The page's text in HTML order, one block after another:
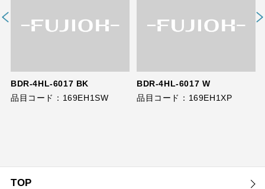
BDR-4HL-6017 BK
品目コード：169EH1SW
BDR-4HL-6017 W
品目コード：169EH1XP
TOP